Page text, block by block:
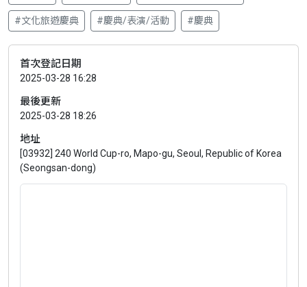
#文化旅遊慶典 #慶典/表演/活動 #慶典
首次登記日期
2025-03-28 16:28
最後更新
2025-03-28 18:26
地址
[03932] 240 World Cup-ro, Mapo-gu, Seoul, Republic of Korea
(Seongsan-dong)